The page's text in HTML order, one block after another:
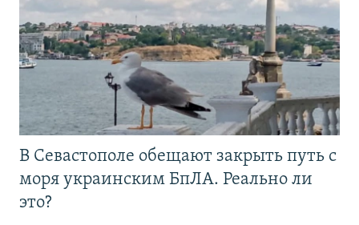
В Севастополе обещают закрыть путь с
моря украинским БпЛА. Реально ли
это?